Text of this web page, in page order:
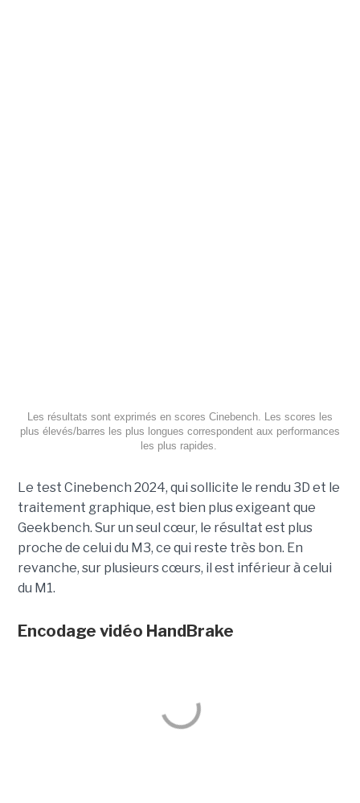
Les résultats sont exprimés en scores Cinebench. Les scores les
plus élevés/barres les plus longues correspondent aux performances
les plus rapides.
Le test Cinebench 2024, qui sollicite le rendu 3D et le
traitement graphique, est bien plus exigeant que
Geekbench. Sur un seul cœur, le résultat est plus
proche de celui du M3, ce qui reste très bon. En
revanche, sur plusieurs cœurs, il est inférieur à celui
du M1.
Encodage vidéo HandBrake